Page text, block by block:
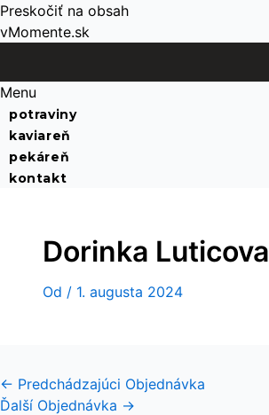
Preskočiť na obsah
vMomente.sk
Menu
potraviny
kaviareň
pekáreň
kontakt
Dorinka Luticova
Od / 1. augusta 2024
← Predchádzajúci Objednávka
Ďalší Objednávka →